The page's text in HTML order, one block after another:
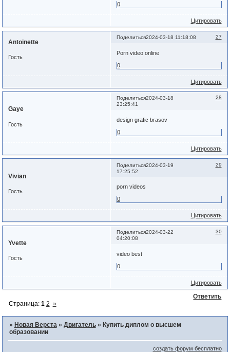
0
Цитировать
Поделиться 27
2024-03-18 11:18:08
Antoinette
Гость
Porn video online
0
Цитировать
Поделиться 28
2024-03-18
23:25:41
Gaye
Гость
design grafic brasov
0
Цитировать
Поделиться 29
2024-03-19
17:25:52
Vivian
Гость
porn videos
0
Цитировать
Поделиться 30
2024-03-22
04:20:08
Yvette
Гость
video best
0
Цитировать
Ответить
Страница: 1 2 »
» Новая Верста » Двигатель » Купить диплом о высшем
образовании
создать форум бесплатно